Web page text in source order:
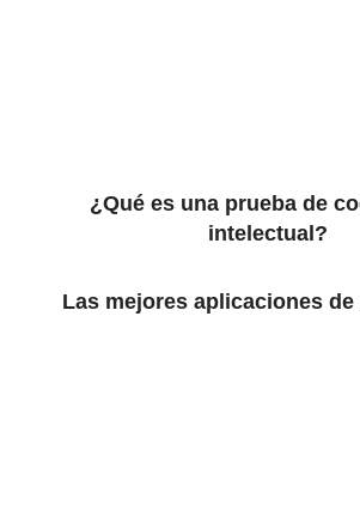
¿Qué es una prueba de
intelectual?
Las mejores aplicaciones